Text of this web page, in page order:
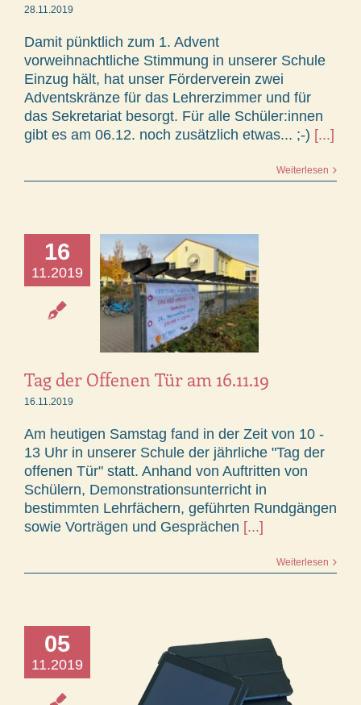
28.11.2019
Damit pünktlich zum 1. Advent
vorweihnachtliche Stimmung in unserer Schule
Einzug hält, hat unser Förderverein zwei
Adventskränze für das Lehrerzimmer und für
das Sekretariat besorgt. Für alle Schüler:innen
gibt es am 06.12. noch zusätzlich etwas... ;-) [...]
Weiterlesen
16
11.2019
Tag der Offenen Tür am 16.11.19
16.11.2019
Am heutigen Samstag fand in der Zeit von 10 -
13 Uhr in unserer Schule der jährliche "Tag der
offenen Tür" statt. Anhand von Auftritten von
Schülern, Demonstrationsunterricht in
bestimmten Lehrfächern, geführten Rundgängen
sowie Vorträgen und Gesprächen [...]
Weiterlesen
05
11.2019